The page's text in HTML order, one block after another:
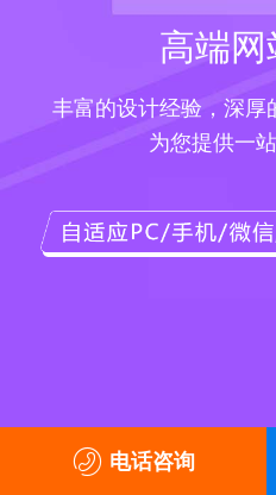
高端
丰富的设计经验，深厚
为您提供一
电话咨询